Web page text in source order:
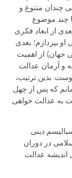
چندان متنوع و
چند موضوع
از ابعاد فکری
بپردازم؛ بعدی
جهان) از اهمیت
و آرمان عدالت
بدین ترتیب،
که پس از چهل
به عدالت خواهی
دینی
در دوران
عدالت